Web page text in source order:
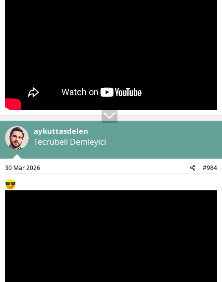
aykuttasdelen
Tecrübeli Demleyici
30 Mar 2026 #984